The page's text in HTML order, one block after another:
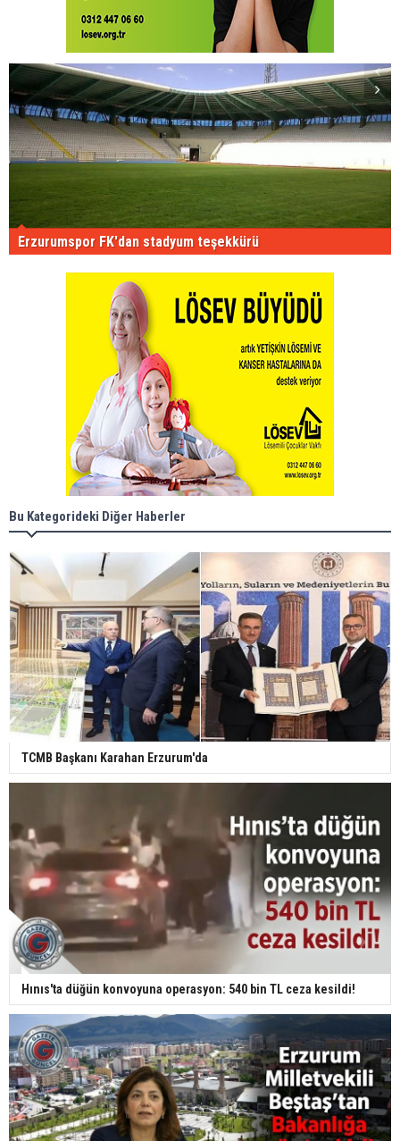
Erzurumspor FK'dan stadyum teşekkürü
Bu Kategorideki Diğer Haberler
TCMB Başkanı Karahan Erzurum'da
Hınıs'ta düğün konvoyuna operasyon: 540 bin TL ceza kesildi!